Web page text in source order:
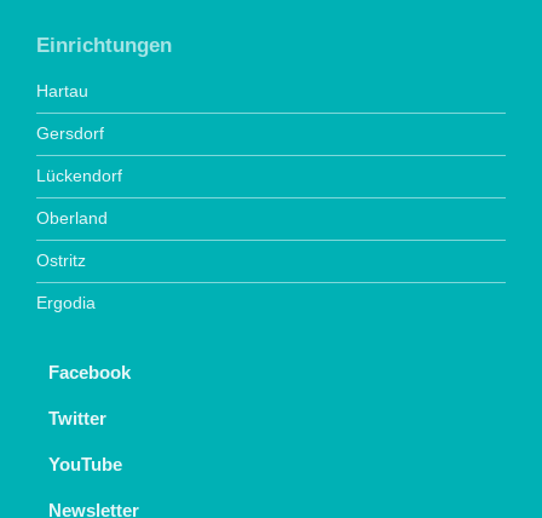
Einrichtungen
Hartau
Gersdorf
Lückendorf
Oberland
Ostritz
Ergodia
Facebook
Twitter
YouTube
Newsletter